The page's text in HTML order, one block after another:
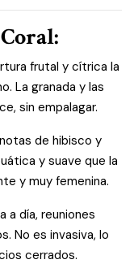
frutal y cítrica la
La granada y las
sin empalagar.
de hibisco y
y suave que la
y muy femenina.
a día, reuniones
No es invasiva, lo
cerrados.